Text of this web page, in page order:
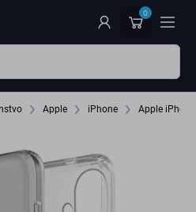
0
Apple iPhone Apple